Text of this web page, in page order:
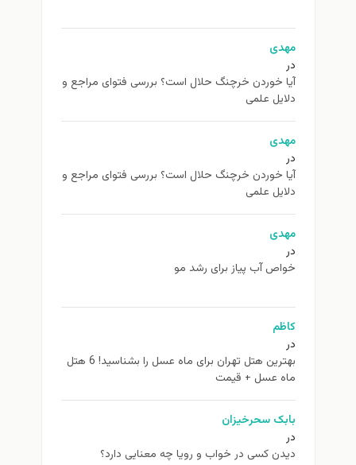
مهدی
در
آیا خوردن خرچنگ حلال است؟ بررسی فتوای مراجع و
دلایل علمی
مهدی
در
آیا خوردن خرچنگ حلال است؟ بررسی فتوای مراجع و
دلایل علمی
مهدی
در
خواص آب پیاز برای رشد مو
کاظم
در
بهترین هتل تهران برای ماه عسل را بشناسید! 6 هتل
ماه عسل + قیمت
بابک سحرخیزان
در
دیدن کسی در خواب و رویا چه معنایی دارد؟